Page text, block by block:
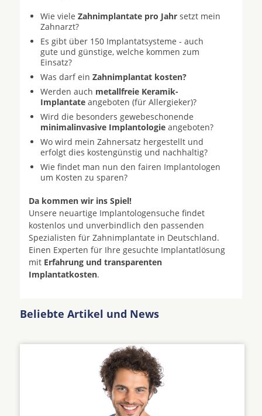
Wie viele Zahnimplantate pro Jahr setzt mein
Zahnarzt?
Es gibt über 150 Implantatsysteme - auch
gute und günstige, welche kommen zum
Einsatz?
Was darf ein Zahnimplantat kosten?
Werden auch metallfreie Keramik-
Implantate angeboten (für Allergieker)?
Wird die besonders gewebeschonende
minimalinvasive Implantologie angeboten?
Wo wird mein Zahnersatz hergestellt und
erfolgt dies kostengünstig und nachhaltig?
Wie findet man nun den fairen Implantologen
um Kosten zu sparen?
Da kommen wir ins Spiel!
Unsere neuartige Implantologensuche findet
kostenlos und unverbindlich den passenden
Spezialisten für Zahnimplantate in Deutschland.
Einen Experten für Ihre gesuchte Implantatlösung
mit Erfahrung und transparenten
Implantatkosten.
Beliebte Artikel und News